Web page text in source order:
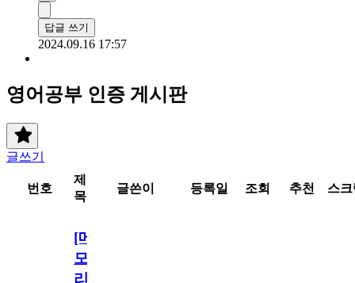
답글 쓰기
2024.09.16 17:57
영어공부 인증 게시판
글쓰기
번호
제
목
글쓴이 등록일 조회 추천 스
[메
모
리